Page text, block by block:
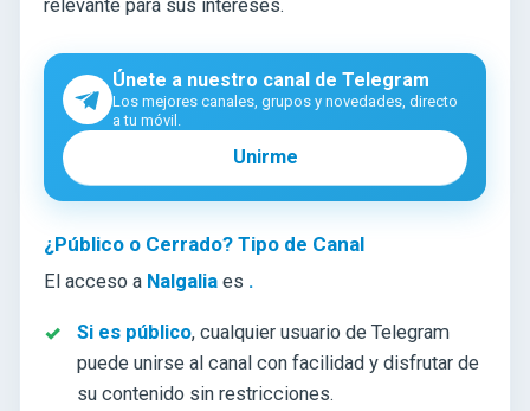
relevante para sus intereses.
Únete a nuestro canal de Telegram
Los mejores canales, grupos y novedades, directo
a tu móvil.
Unirme
¿Público o Cerrado? Tipo de Canal
El acceso a Nalgalia es .
Si es público, cualquier usuario de Telegram
puede unirse al canal con facilidad y disfrutar de
su contenido sin restricciones.